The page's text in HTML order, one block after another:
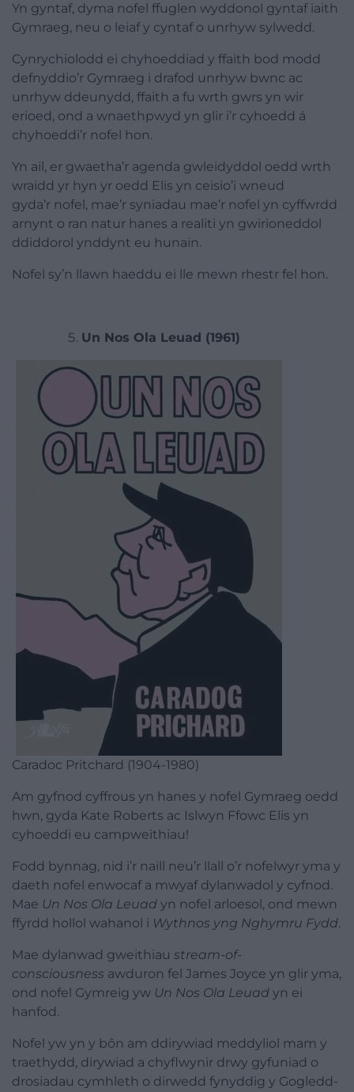
Yn gyntaf, dyma nofel ffuglen wyddonol gyntaf iaith
Gymraeg, neu o leiaf y cyntaf o unrhyw sylwedd.
Cynrychiolodd ei chyhoeddiad y ffaith bod modd
defnyddio’r Gymraeg i drafod unrhyw bwnc ac
unrhyw ddeunydd, ffaith a fu wrth gwrs yn wir
erioed, ond a wnaethpwyd yn glir i’r cyhoedd á
chyhoeddi’r nofel hon.
Yn ail, er gwaetha’r agenda gwleidyddol oedd wrth
wraidd yr hyn yr oedd Elis yn ceisio’i wneud
gyda’r nofel , mae’r syniadau mae’r nofel yn cyffwrdd
arnynt o ran natur hanes a realiti yn gwirioneddol
ddiddorol ynddynt eu hunain.
Nofel sy’n llawn haeddu ei lle mewn rhestr fel hon.
Un Nos Ola Leuad (1961)
Caradoc Pritchard (1904-1980)
Am gyfnod cyffrous yn hanes y nofel Gymraeg oedd
hwn, gyda Kate Roberts ac Islwyn Ffowc Elis yn
cyhoeddi eu campweithiau!
Fodd bynnag, nid i’r naill neu’r llall o’r nofelwyr yma y
daeth nofel enwocaf a mwyaf dylanwadol y cyfnod.
Mae Un Nos Ola Leuad yn nofel arloesol, ond mewn
ffyrdd hollol wahanol i Wythnos yng Nghymru Fydd.
Mae dylanwad gweithiau stream-of-
consciousness awduron fel James Joyce yn glir yma,
ond nofel Gymreig yw Un Nos Ola Leuad yn ei
hanfod.
Nofel yw yn y bôn am ddirywiad meddyliol mam y
traethydd, dirywiad a chyflwynir drwy gyfuniad o
drosiadau cymhleth o dirwedd fynyddig y Gogledd-